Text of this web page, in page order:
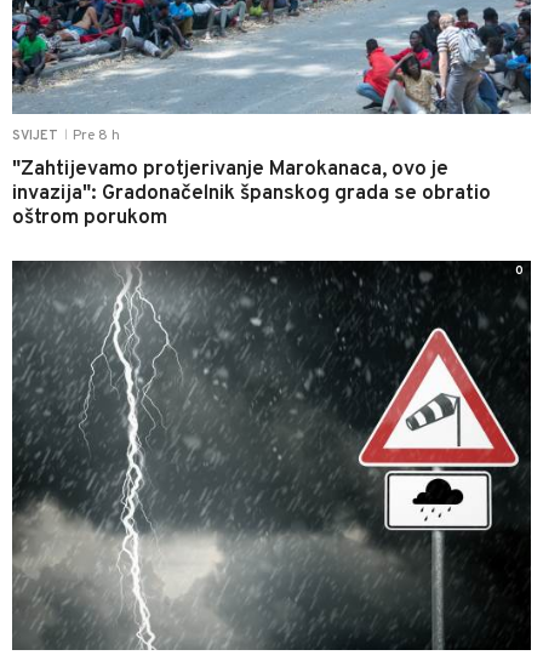
SVIJET Pre 8 h
"Zahtijevamo protjerivanje Marokanaca, ovo je
invazija": Gradonačelnik španskog grada se obratio
oštrom porukom
0